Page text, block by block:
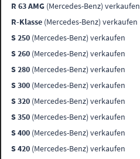
R 63 AMG (Mercedes-Benz) verkaufen
R-Klasse (Mercedes-Benz) verkaufen
S 250 (Mercedes-Benz) verkaufen
S 260 (Mercedes-Benz) verkaufen
S 280 (Mercedes-Benz) verkaufen
S 300 (Mercedes-Benz) verkaufen
S 320 (Mercedes-Benz) verkaufen
S 350 (Mercedes-Benz) verkaufen
S 400 (Mercedes-Benz) verkaufen
S 420 (Mercedes-Benz) verkaufen